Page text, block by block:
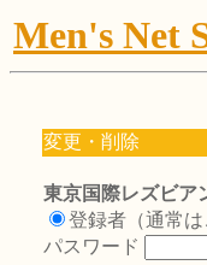
Men's Net
変更・削除
東京国際レズビア
登録者（通常は
パスワード